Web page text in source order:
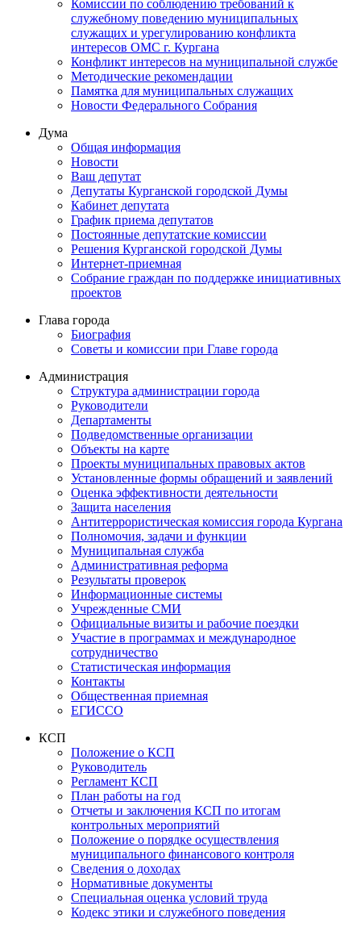
Комиссии по соблюдению требований к
служебному поведению муниципальных
служащих и урегулированию конфликта
интересов ОМС г. Кургана
Конфликт интересов на муниципальной службе
Методические рекомендации
Памятка для муниципальных служащих
Новости Федерального Cобрания
Дума
Общая информация
Новости
Ваш депутат
Депутаты Курганской городской Думы
Кабинет депутата
График приема депутатов
Постоянные депутатские комиссии
Решения Курганской городской Думы
Интернет-приемная
Собрание граждан по поддержке инициативных
проектов
Глава города
Биография
Советы и комиссии при Главе города
Администрация
Структура администрации города
Руководители
Департаменты
Подведомственные организации
Объекты на карте
Проекты муниципальных правовых актов
Установленные формы обращений и заявлений
Оценка эффективности деятельности
Защита населения
Антитеррористическая комиссия города Кургана
Полномочия, задачи и функции
Муниципальная служба
Административная реформа
Результаты проверок
Информационные системы
Учрежденные СМИ
Официальные визиты и рабочие поездки
Участие в программах и международное
сотрудничество
Статистическая информация
Контакты
Общественная приемная
ЕГИССО
КСП
Положение о КСП
Руководитель
Регламент КСП
План работы на год
Отчеты и заключения КСП по итогам
контрольных мероприятий
Положение о порядке осуществления
муниципального финансового контроля
Сведения о доходах
Нормативные документы
Специальная оценка условий труда
Кодекс этики и служебного поведения